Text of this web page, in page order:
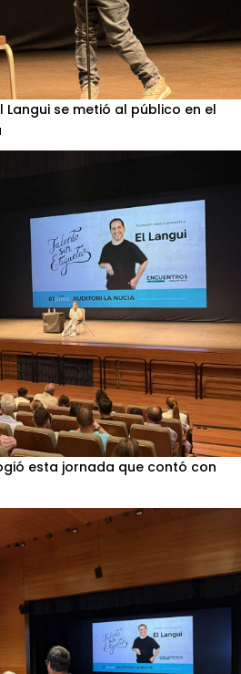
Langui se metió al público en el
esta jornada que contó con